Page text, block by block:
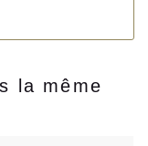
la même